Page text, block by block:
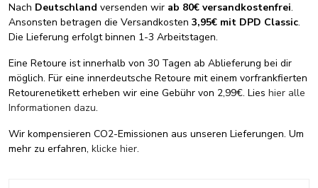
Nach Deutschland versenden wir ab 80€ versandkostenfrei.
Ansonsten betragen die Versandkosten 3,95€ mit DPD Classic.
Die Lieferung erfolgt binnen 1-3 Arbeitstagen.
Eine Retoure ist innerhalb von 30 Tagen ab Ablieferung bei dir
möglich. Für eine innerdeutsche Retoure mit einem vorfrankfierten
Retourenetikett erheben wir eine Gebühr von 2,99€. Lies hier alle
Informationen dazu.
Wir kompensieren CO2-Emissionen aus unseren Lieferungen. Um
mehr zu erfahren, klicke hier.